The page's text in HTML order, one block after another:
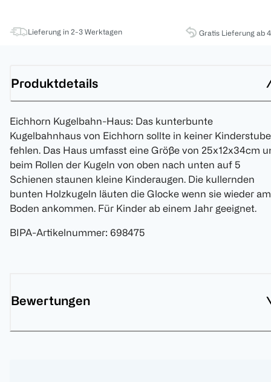
Lieferung in 2-3 Werktagen Gratis Lieferung ab
Produktdetails
Eichhorn Kugelbahn-Haus: Das kunterbunte
Kugelbahnhaus von Eichhorn sollte in keiner Kinderstube
fehlen. Das Haus umfasst eine Größe von 25x12x34cm
beim Rollen der Kugeln von oben nach unten auf 5
Schienen staunen kleine Kinderaugen. Die kullernden
bunten Holzkugeln läuten die Glocke wenn sie wieder am
Boden ankommen. Für Kinder ab einem Jahr geeignet.
BIPA-Artikelnummer: 698475
Bewertungen